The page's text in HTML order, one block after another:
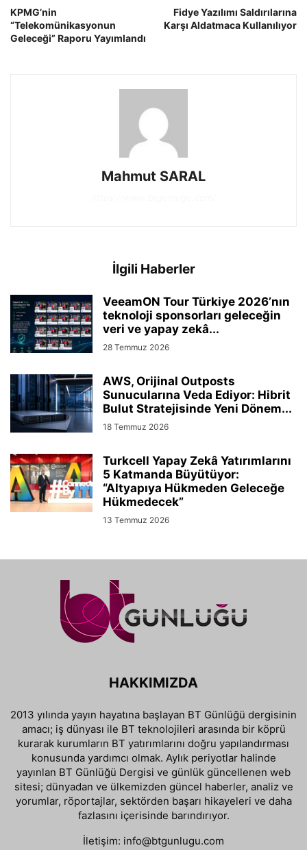
KPMG’nin
“Telekomünikasyonun
Geleceği” Raporu Yayımlandı
Fidye Yazılımı Saldırılarına
Karşı Aldatmaca Kullanılıyor
Mahmut SARAL
İlgili Haberler
VeeamON Tour Türkiye 2026’nın
teknoloji sponsorları geleceğin
veri ve yapay zekâ...
28 Temmuz 2026
AWS, Orijinal Outposts
Sunucularına Veda Ediyor: Hibrit
Bulut Stratejisinde Yeni Dönem...
18 Temmuz 2026
Turkcell Yapay Zekâ Yatırımlarını
5 Katmanda Büyütüyor:
“Altyapıya Hükmeden Geleceğe
Hükmedecek”
13 Temmuz 2026
HAKKIMIZDA
2013 yılında yayın hayatına başlayan BT Günlüğü dergisinin
amacı; iş dünyası ile BT teknolojileri arasında bir köprü
kurarak kurumların BT yatırımlarını doğru yapılandırması
konusunda yardımcı olmak. Aylık periyotlar halinde
yayınlan BT Günlüğü Dergisi ve günlük güncellenen web
sitesi; dünyadan ve ülkemizden güncel haberler, analiz ve
yorumlar, röportajlar, sektörden başarı hikayeleri ve daha
fazlasını içerisinde barındırıyor.
İletişim: info@btgunlugu.com